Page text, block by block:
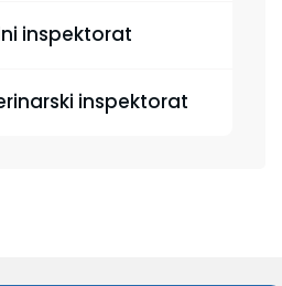
inspektorat
inspektorat